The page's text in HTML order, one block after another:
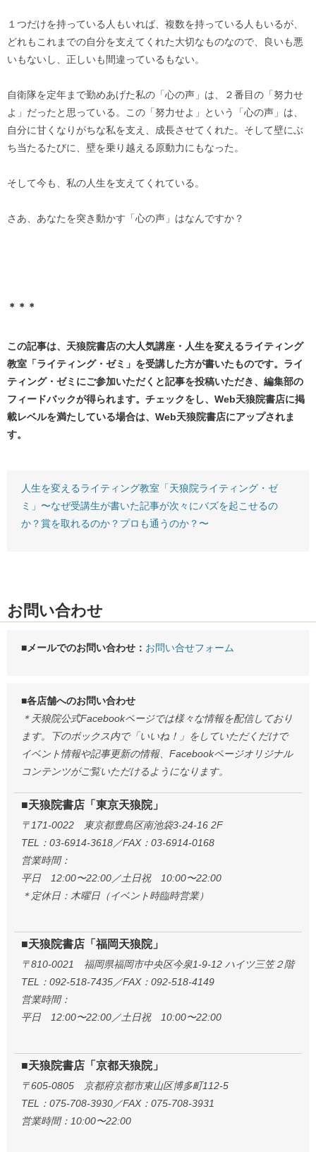
１つだけを持っている人もいれば、複数を持っている人もいるが、
どれもこれまでの自分を支えてくれた大切なものなので、良いも悪
いもないし、正しいも間違っているもない。
自衛隊を定年まで勤めあげた私の「心の声」は、２番目の「努力せ
よ」だったと思っている。この「努力せよ」という「心の声」は、
自分に甘くなりがちな私を支え、成長させてくれた。そして壁にぶ
ち当たるたびに、壁を乗り越える原動力にもなった。
そして今も、私の人生を支えてくれている。
さあ、あなたを突き動かす「心の声」はなんですか？
＊＊＊
この記事は、天狼院書店の大人気講座・人生を変えるライティング
教室「ライティング・ゼミ」を受講した方が書いたものです。ライ
ティング・ゼミにご参加いただくと記事を投稿いただき、編集部の
フィードバックが得られます。チェックをし、Web天狼院書店に掲
載レベルを満たしている場合は、Web天狼院書店にアップされま
す。
人生を変えるライティング教室「天狼院ライティング・ゼ
ミ」〜なぜ受講生が書いた記事が次々にバズを起こせるの
か？賞を取れるのか？プロも通うのか？〜
お問い合わせ
■メールでのお問い合わせ： お問い合せフォーム
■各店舗へのお問い合わせ
＊天狼院公式Facebookページでは様々な情報を配信しており
ます。下のボックス内で「いいね！」をしていただくだけで
イベント情報や記事更新の情報、Facebookページオリジナル
コンテンツがご覧いただけるようになります。
■天狼院書店「東京天狼院」
〒171-0022 東京都豊島区南池袋3-24-16 2F
TEL：03-6914-3618／FAX：03-6914-0168
営業時間：
平日 12:00〜22:00／土日祝 10:00〜22:00
＊定休日：木曜日（イベント時臨時営業）
■天狼院書店「福岡天狼院」
〒810-0021 福岡県福岡市中央区今泉1-9-12 ハイツ三笠２階
TEL：092-518-7435／FAX：092-518-4149
営業時間：
平日 12:00〜22:00／土日祝 10:00〜22:00
■天狼院書店「京都天狼院」
〒605-0805 京都府京都市東山区博多町112-5
TEL：075-708-3930／FAX：075-708-3931
営業時間：10:00〜22:00